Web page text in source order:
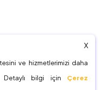
X
ve hizmetlerimizi daha
Detaylı bilgi için Çerez